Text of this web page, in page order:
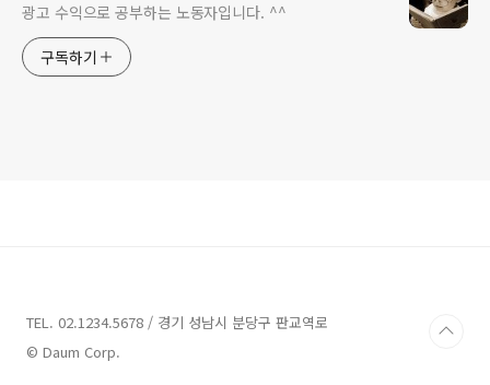
광고 수익으로 공부하는 노동자입니다. ^^
구독하기
TEL. 02.1234.5678 / 경기 성남시 분당구 판교역로
© Daum Corp.